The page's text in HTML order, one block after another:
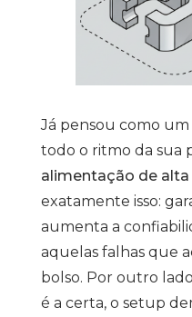
Já pensou como
todo o ritmo da sua
alimentação de
exatamente isso:
aumenta a
aquelas falhas que
bolso. Por outro
é a certa, o setup